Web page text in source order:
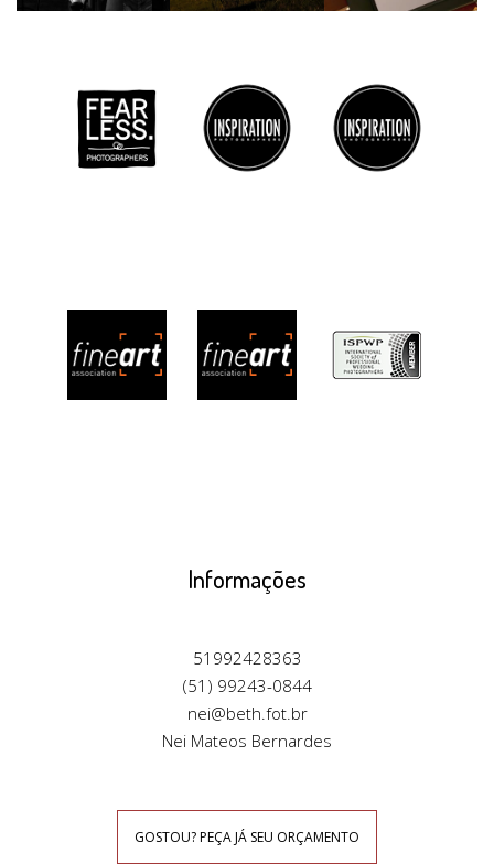
Informações
51992428363
(51) 99243-0844
nei@beth.fot.br
Nei Mateos Bernardes
GOSTOU? PEÇA JÁ SEU ORÇAMENTO